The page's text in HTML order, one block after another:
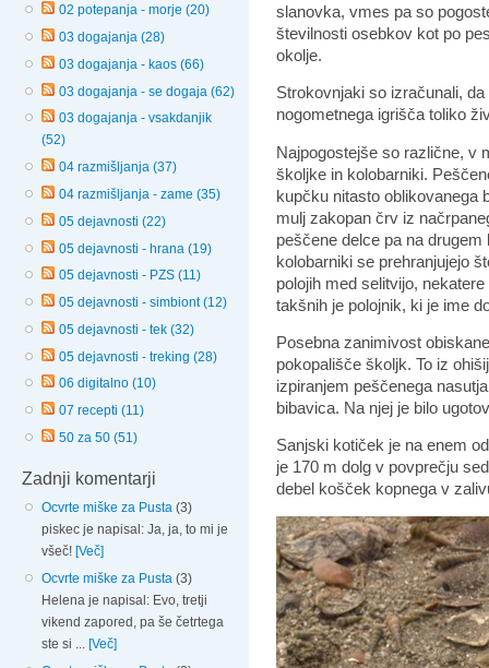
02 potepanja - morje (20)
03 dogajanja (28)
03 dogajanja - kaos (66)
03 dogajanja - se dogaja (62)
03 dogajanja - vsakdanjik
(52)
04 razmišljanja (37)
04 razmišljanja - zame (35)
05 dejavnosti (22)
05 dejavnosti - hrana (19)
05 dejavnosti - PZS (11)
05 dejavnosti - simbiont (12)
05 dejavnosti - tek (32)
05 dejavnosti - treking (28)
06 digitalno (10)
07 recepti (11)
50 za 50 (51)
Zadnji komentarji
Ocvrte miške za Pusta (3)
piskec je napisal: Ja, ja, to mi je
všeč! [Več]
Ocvrte miške za Pusta (3)
Helena je napisal: Evo, tretji
vikend zapored, pa še četrtega
ste si ... [Več]
slanovka, vmes pa so
številnosti osebkov kot po
okolje.
Strokovnjaki so izračunali,
nogometnega igrišča toliko
Najpogostejše so različne, v
školjke in kolobarniki.
kupčku nitasto oblikovanega
mulj zakopan črv iz
peščene delce pa na
kolobarniki se prehranjujejo
polojih med selitvijo,
takšnih je polojnik, ki je ime
Posebna zanimivost
pokopališče školjk. To iz
izpiranjem peščenega
bibavica. Na njej je bilo
Sanjski kotiček je na enem
je 170 m dolg v povprečju
debel košček kopnega v